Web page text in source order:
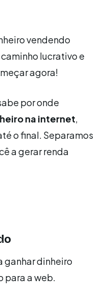
vendendo
lucrativo e
agora!
por onde
na internet,
o final. Separamos
a gerar renda
ganhar dinheiro
para a web.